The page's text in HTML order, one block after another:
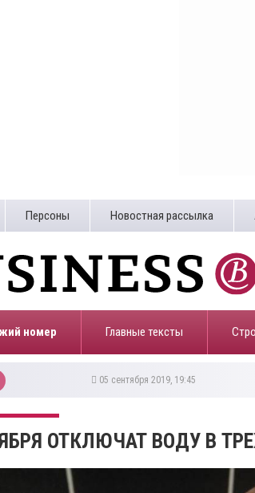
Персоны Новостная рассылка
номер Главные тексты
05 сентября 2019, 19:45
ОТКЛЮЧАТ ВОДУ В